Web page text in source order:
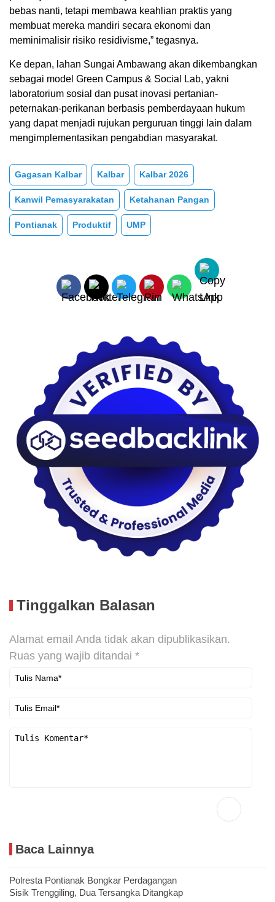
bebas nanti, tetapi membawa keahlian praktis yang
membuat mereka mandiri secara ekonomi dan
meminimalisir risiko residivisme,” tegasnya.
Ke depan, lahan Sungai Ambawang akan dikembangkan
sebagai model Green Campus & Social Lab, yakni
laboratorium sosial dan pusat inovasi pertanian-
peternakan-perikanan berbasis pemberdayaan hukum
yang dapat menjadi rujukan perguruan tinggi lain dalam
mengimplementasikan pengabdian masyarakat.
Gagasan Kalbar Kalbar Kalbar 2026
Kanwil Pemasyarakatan Ketahanan Pangan
Pontianak Produktif UMP
Tinggalkan Balasan
Alamat email Anda tidak akan dipublikasikan.
Ruas yang wajib ditandai *
Baca Lainnya
Polresta Pontianak Bongkar Perdagangan
Sisik Trenggiling, Dua Tersangka Ditangkap